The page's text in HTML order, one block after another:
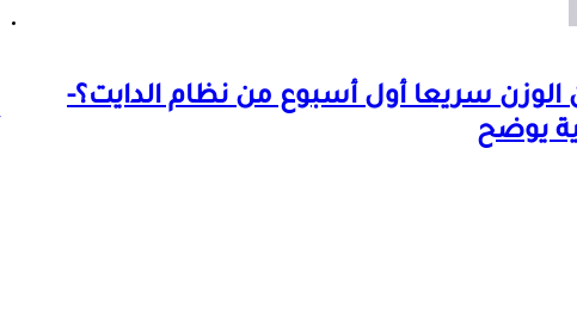
سريعا أول أسبوع من نظام الدايت؟-
يوضح